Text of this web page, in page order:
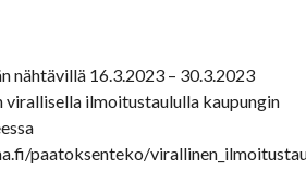
nähtävillä 16.3.2023 – 30.3.2023
virallisella ilmoitustaululla kaupungin
paatoksenteko/